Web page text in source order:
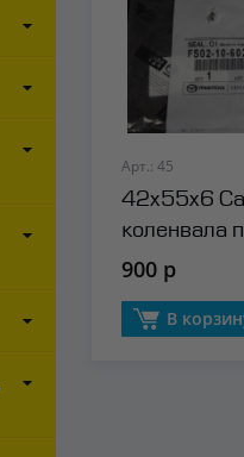
Арт.: 45
42x55x6
коленвала
Mazda
900 р
В